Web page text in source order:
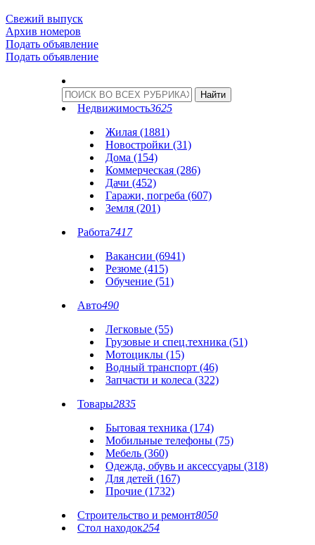
Свежий выпуск
Архив номеров
Подать объявление
Подать объявление
Недвижимость3625
Жилая (1881)
Новостройки (31)
Дома (154)
Коммерческая (286)
Дачи (452)
Гаражи, погреба (607)
Земля (201)
Работа7417
Вакансии (6941)
Резюме (415)
Обучение (51)
Авто490
Легковые (55)
Грузовые и спец.техника (51)
Мотоциклы (15)
Водный транспорт (46)
Запчасти и колеса (322)
Товары2835
Бытовая техника (174)
Мобильные телефоны (75)
Мебель (360)
Одежда, обувь и аксессуары (318)
Для детей (167)
Прочие (1732)
Строительство и ремонт8050
Стол находок254